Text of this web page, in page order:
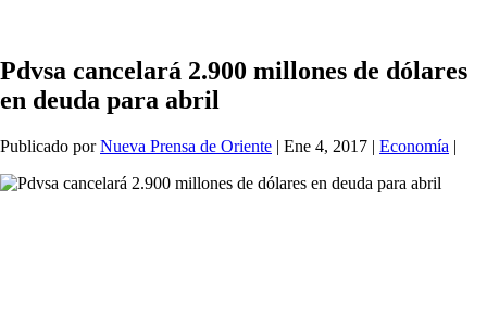
Pdvsa cancelará 2.900 millones de dólares
en deuda para abril
Publicado porNueva Prensa de Oriente | Ene 4, 2017 | Economía |